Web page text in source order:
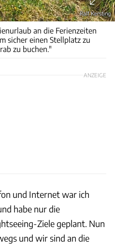
Ralf Kersting
an die Ferienzeiten
sicher einen Stellplatz zu
zu buchen."
ANZEIGE
und Internet war ich
habe nur die
Ziele geplant. Nun
und wir sind an die